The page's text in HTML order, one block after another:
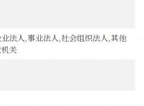
法人,事业法人,社会组织法人,其他
关